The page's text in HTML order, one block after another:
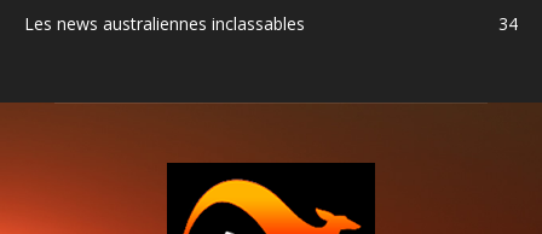
Les news australiennes inclassables
34